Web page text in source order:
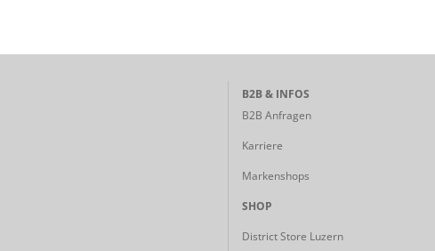
B2B & INFOS
B2B Anfragen
Karriere
Markenshops
SHOP
District Store Luzern